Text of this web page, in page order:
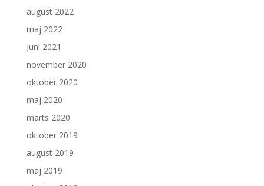
august 2022
maj 2022
juni 2021
november 2020
oktober 2020
maj 2020
marts 2020
oktober 2019
august 2019
maj 2019